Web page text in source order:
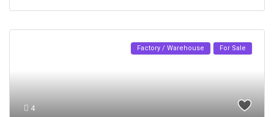
4
Factory / Warehouse For Sale